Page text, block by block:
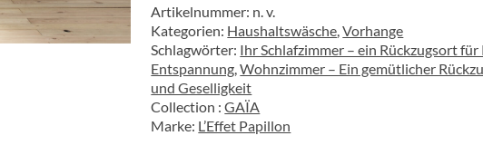
Kundenbewertung
Artikelnummer: n. v.
Kategorien: Haushaltswäsche,Vorhange
Schlagwörter: Ihr Schlafzimmer – ein Rückzugsort
Entspannung,Wohnzimmer – Ein gemütlicher
und Geselligkeit
Collection :GAÏA
Marke: L’Effet Papillon